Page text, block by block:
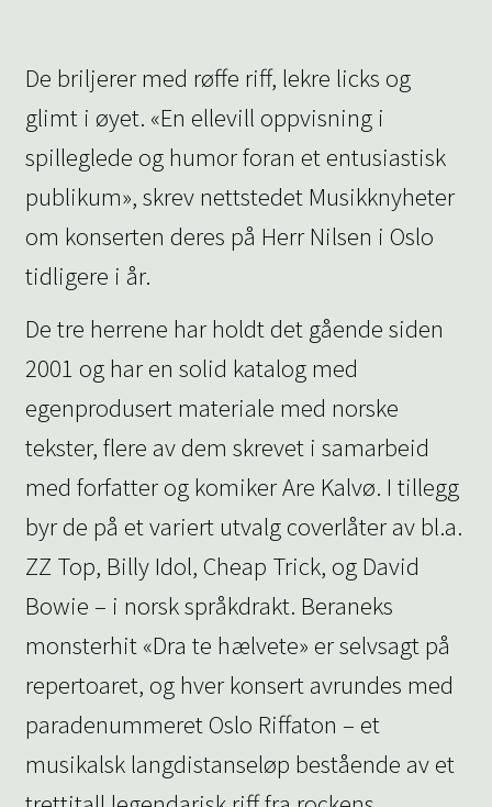
De briljerer med røffe riff, lekre licks og
glimt i øyet. «En ellevill oppvisning i
spilleglede og humor foran et entusiastisk
publikum», skrev nettstedet Musikknyheter
om konserten deres på Herr Nilsen i Oslo
tidligere i år.
De tre herrene har holdt det gående siden
2001 og har en solid katalog med
egenprodusert materiale med norske
tekster, flere av dem skrevet i samarbeid
med forfatter og komiker Are Kalvø. I tillegg
byr de på et variert utvalg coverlåter av bl.a.
ZZ Top, Billy Idol, Cheap Trick, og David
Bowie – i norsk språkdrakt. Beraneks
monsterhit «Dra te hælvete» er selvsagt på
repertoaret, og hver konsert avrundes med
paradenummeret Oslo Riffaton – et
musikalsk langdistanseløp bestående av et